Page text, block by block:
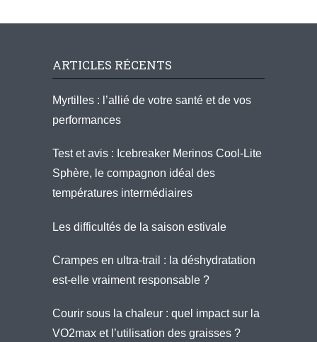
ARTICLES RÉCENTS
Myrtilles : l’allié de votre santé et de vos
performances
Test et avis : Icebreaker Merinos Cool-Lite
Sphère, le compagnon idéal des
températures intermédiaires
Les difficultés de la saison estivale
Crampes en ultra-trail : la déshydratation
est-elle vraiment responsable ?
Courir sous la chaleur : quel impact sur la
VO2max et l’utilisation des graisses ?